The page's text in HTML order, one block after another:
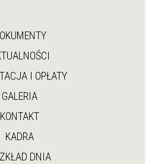
I OPŁATY
GALERIA
KONTAKT
KADRA
DNIA